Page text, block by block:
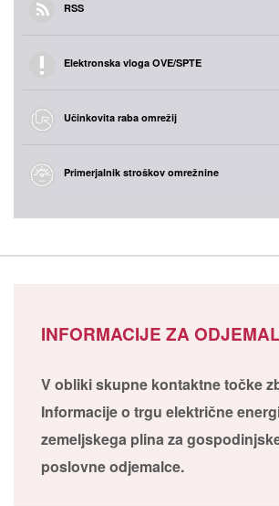
RSS
Elektronska vloga OVE/SPTE
Učinkovita raba omrežij
Primerjalnik stroškov omrežnine
INFORMACIJE ZA
V obliki skupne kontaktne točke
Informacije o trgu električne
zemeljskega plina za
poslovne odjemalce.